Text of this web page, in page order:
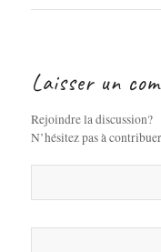
Laisser un
Rejoindre la discussion?
N’hésitez pas à